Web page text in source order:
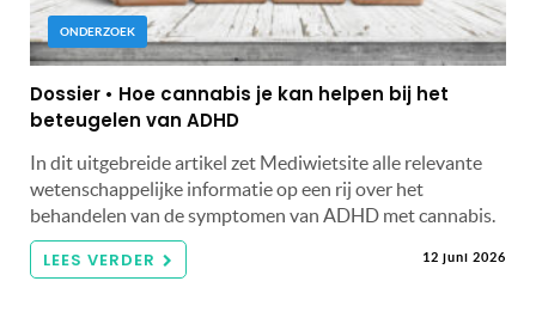
ONDERZOEK
Dossier • Hoe cannabis je kan helpen bij het
beteugelen van ADHD
In dit uitgebreide artikel zet Mediwietsite alle relevante
wetenschappelijke informatie op een rij over het
behandelen van de symptomen van ADHD met cannabis.
LEES VERDER 12 juni 2026